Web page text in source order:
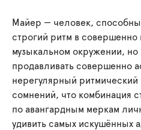
Майер — человек,
строгий ритм в совершенно
музыкальном окружении, но
продавливать совершенно
нерегулярный ритмический
сомнений, что комбинация
по авангардным меркам
удивить самых искушённых